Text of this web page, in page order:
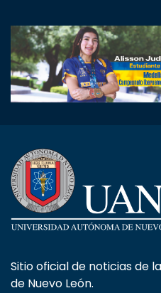
Sitio oficial de noticias de
de Nuevo León.